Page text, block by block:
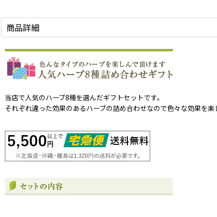
商品詳細
当店で人気のハーブ8種を選んだギフトセットです。
それぞれ違った効果のあるハーブの詰め合わせなので色々な効果を楽